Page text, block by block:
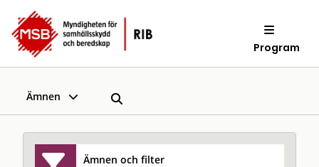
Program
Ämnen
Ämnen och filter